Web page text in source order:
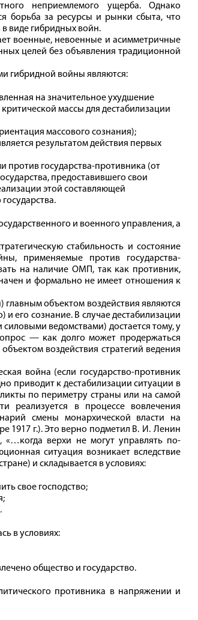
неприемлемого ущерба. Однако
борьба за ресурсы и рынки сбыта, что
виде гибридных войн.
военные, невоенные и асимметричные
целей без объявления традиционной
гибридной войны являются:
на значительное ухудшение
массы для дестабилизации
массового сознания);
результатом действия первых
государства-противника (от
предоставившего свои
этой составляющей
и военного управления, а
стабильность и состояние
применяемые против государства-
на наличие ОМП, так как противник,
и формально не имеет отношения к
главным объектом воздействия являются
его сознание. В случае дестабилизации
ведомствами) достается тому, у
— как долго может продержаться
воздействия стратегий ведения
война (если государство-противник
приводит к дестабилизации ситуации в
по периметру страны или на самой
реализуется в процессе вовлечения
смены монархической власти на
1917 г.). Это верно подметил В. И. Ленин
«…когда верхи не могут управлять по-
ситуация возникает вследствие
и складывается в условиях:
свое господство;
в условиях:
общество и государство.
противника в напряжении и